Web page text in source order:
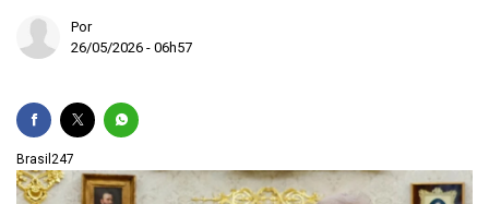
Por
26/05/2026 - 06h57
Brasil247